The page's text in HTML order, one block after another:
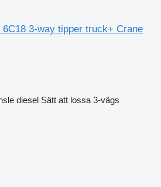
3-way tipper truck+ Crane
diesel Sätt att lossa 3-vägs